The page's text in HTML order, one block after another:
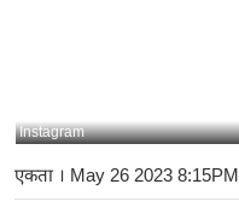
य
ज़
Instagram
एकता । May 26 2023 8:15PM